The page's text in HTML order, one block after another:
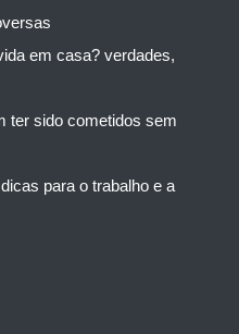
em casa? verdades,
ter sido cometidos sem
para o trabalho e a